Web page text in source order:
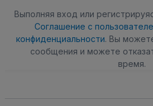
Выполняя вход или
Соглашение с
конфиденциальности. Вы
сообщения и можете
время.